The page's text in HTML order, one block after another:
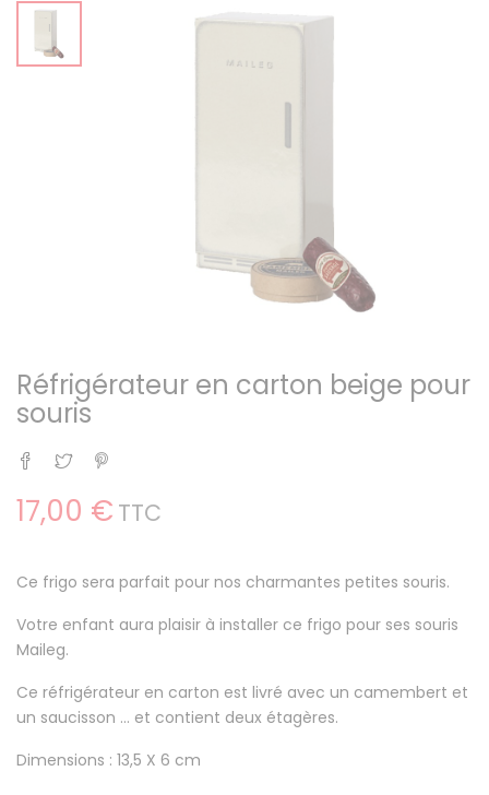
Réfrigérateur en carton beige pour
souris
Partager
Tweet
17,00 € TTC
Ce frigo sera parfait pour nos charmantes petites souris.
Votre enfant aura plaisir à installer ce frigo pour ses souris
Maileg.
Ce réfrigérateur en carton est livré avec un camembert et
un saucisson ... et contient deux étagères.
Dimensions : 13,5 X 6 cm